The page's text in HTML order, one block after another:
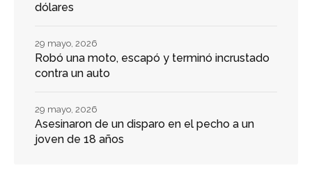
dólares
Robó una moto, escapó y terminó incrustado
contra un auto
29 mayo, 2026
Asesinaron de un disparo en el pecho a un
joven de 18 años
29 mayo, 2026